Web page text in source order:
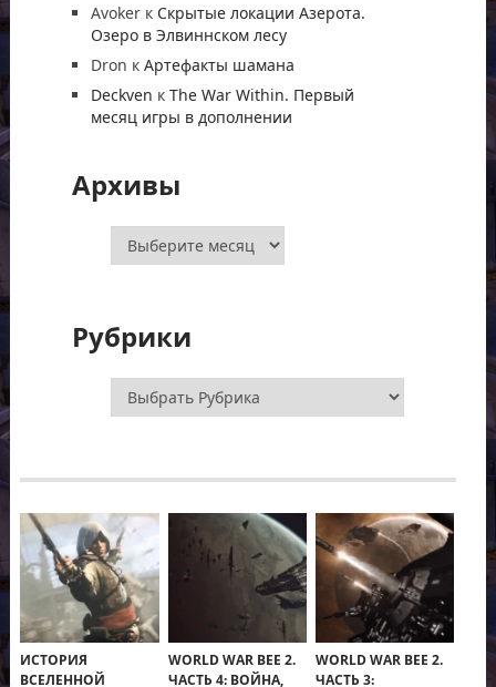
Avoker к Скрытые локации Азерота.
Озеро в Элвиннском лесу
Dron кАртефакты шамана
Deckven кThe War Within. Первый
месяц игры в дополнении
Архивы
Архивы
Рубрики
Рубрики
ИСТОРИЯ
ВСЕЛЕННОЙ
WORLD WAR BEE 2.
ЧАСТЬ 4: ВОЙНА,
WORLD WAR BEE 2.
ЧАСТЬ 3: